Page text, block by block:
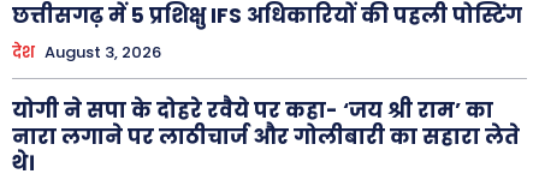
छत्तीसगढ़ में 5 प्रशिक्षु IFS अधिकारियों की पहली पोस्टिंग
देश August 3, 2026
योगी ने सपा के दोहरे रवैये पर कहा- ‘जय श्री राम’ का
नारा लगाने पर लाठीचार्ज और गोलीबारी का सहारा लेते
थे।